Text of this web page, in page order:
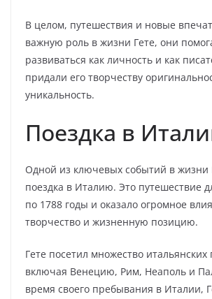
В целом, путешествия и новые
важную роль в жизни Гете, они
развиваться как личность и как
придали его творчеству
уникальность.
Поездка в
Одной из ключевых событий в жизни
поездка в Италию. Это путешествие
по 1788 годы и оказало огромное
творчество и жизненную позицию.
Гете посетил множество итальянских
включая Венецию, Рим, Неаполь и
время своего пребывания в Италии,